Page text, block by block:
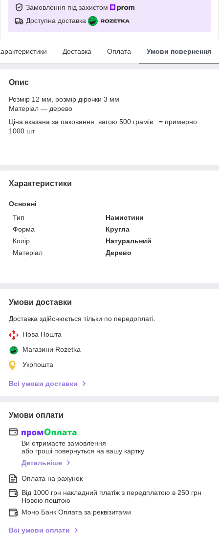
Замовлення під захистом
Доступна доставка
Доставка Оплата Умови повернення
Опис
Розмір 12 мм, розмір дірочки 3 мм
Матеріал — дерево
Ціна вказана за паковання вагою 500 грамів = примерно
1000 шт
Характеристики
Основні
Тип
Намистини
Форма
Кругла
Колір
Натуральний
Матеріал
Дерево
Умови доставки
Доставка здійснюється тільки по передоплаті.
Нова Пошта
Магазини Rozetka
Укрпошта
Всі умови доставки
Умови оплати
Ви отримаєте замовлення
або гроші повернуться на вашу картку
Детальніше
Оплата на рахунок
Від 1000 грн накладний платіж з передплатою в 250 грн
Новою поштою
Моно Банк Оплата за реквізитами
Всі умови оплати